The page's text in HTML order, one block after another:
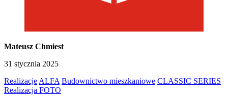
Mateusz Chmiest
31 stycznia 2025
Realizacje ALFA Budownictwo mieszkaniowe CLASSIC SERIES
Realizacja FOTO